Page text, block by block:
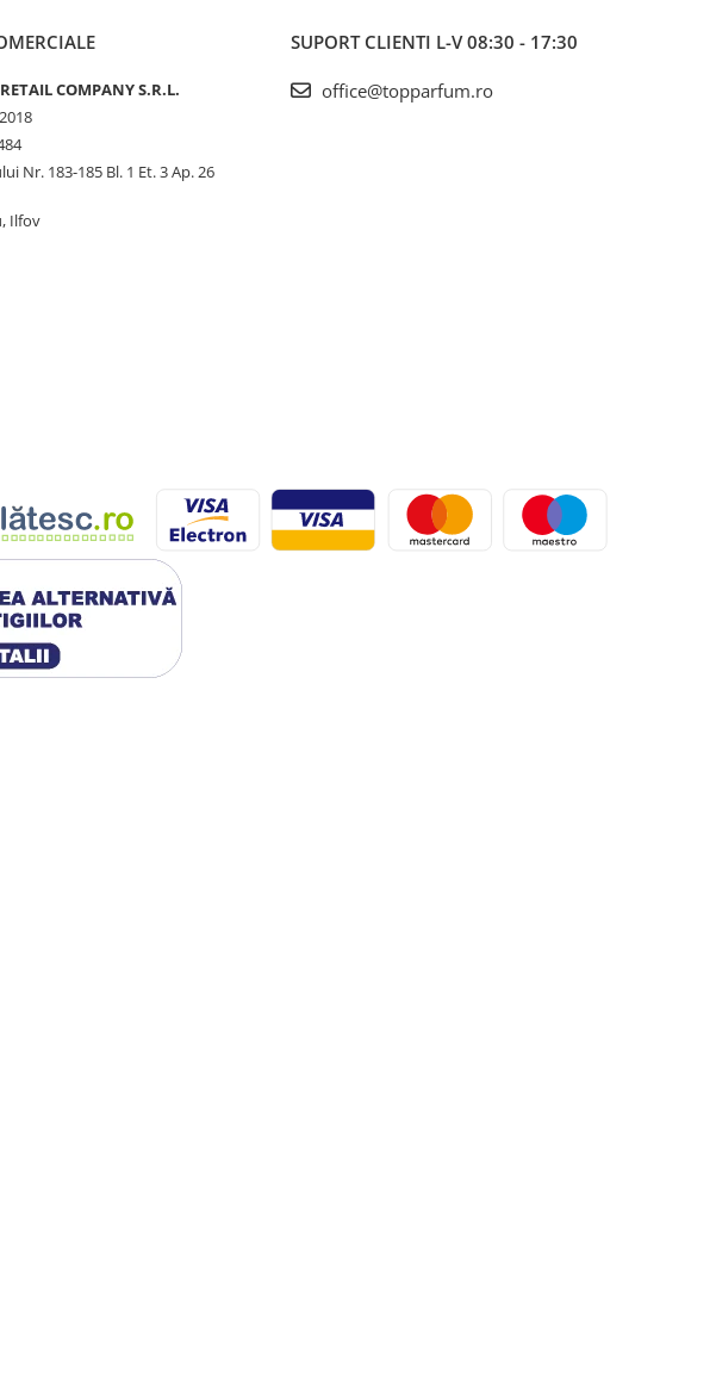
COMPANY S.R.L.
Nr. 183-185 Bl. 1 Et. 3 Ap. 26
Ilfov
SUPORT CLIENTI L-V 08:30 - 17:30
office@topparfum.ro